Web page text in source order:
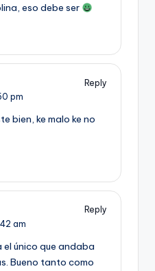
eso debe ser
Reply
pm
bien, ke malo ke no
Reply
am
el único que andaba
Bueno tanto como